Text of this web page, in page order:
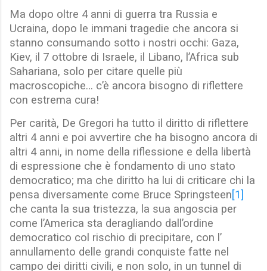
Ma dopo oltre 4 anni di guerra tra Russia e
Ucraina, dopo le immani tragedie che ancora si
stanno consumando sotto i nostri occhi: Gaza,
Kiev, il 7 ottobre di Israele, il Libano, l’Africa sub
Sahariana, solo per citare quelle più
macroscopiche… c’è ancora bisogno di riflettere
con estrema cura!
Per carità, De Gregori ha tutto il diritto di riflettere
altri 4 anni e poi avvertire che ha bisogno ancora di
altri 4 anni, in nome della riflessione e della libertà
di espressione che è fondamento di uno stato
democratico; ma che diritto ha lui di criticare chi la
pensa diversamente come Bruce Springsteen[1]
che canta la sua tristezza, la sua angoscia per
come l’America sta deragliando dall’ordine
democratico col rischio di precipitare, con l’
annullamento delle grandi conquiste fatte nel
campo dei diritti civili, e non solo, in un tunnel di